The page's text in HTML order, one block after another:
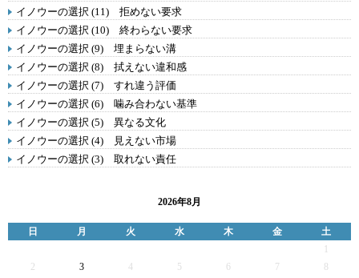
イノウーの選択 (11) 拒めない要求
イノウーの選択 (10) 終わらない要求
イノウーの選択 (9) 埋まらない溝
イノウーの選択 (8) 拭えない違和感
イノウーの選択 (7) すれ違う評価
イノウーの選択 (6) 噛み合わない基準
イノウーの選択 (5) 異なる文化
イノウーの選択 (4) 見えない市場
イノウーの選択 (3) 取れない責任
2026年8月
日 月 火 水 木 金
土
2
3 4 5 6 7